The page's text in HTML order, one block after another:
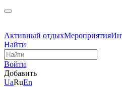
Активный отдыхМероприятия
Найти
Войти
Добавить
UaRuEn